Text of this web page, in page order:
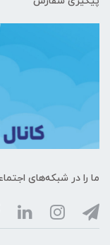
ما را در شبکه‌های